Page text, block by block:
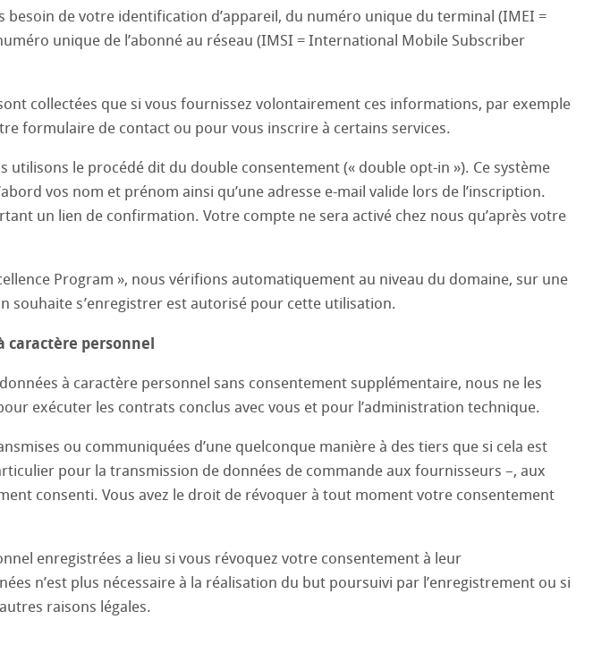
(Papier de base)
besoin de votre identification d’appareil, du numéro unique du terminal (IMEI =
unique de l’abonné au réseau (IMSI = International Mobile Subscriber
collectées que si vous fournissez volontairement ces informations, par exemple
formulaire de contact ou pour vous inscrire à certains services.
utilisons le procédé dit du double consentement (« double opt-in »). Ce système
vos nom et prénom ainsi qu’une adresse e-mail valide lors de l’inscription.
un lien de confirmation. Votre compte ne sera activé chez nous qu’après votre
Program », nous vérifions automatiquement au niveau du domaine, sur une
souhaite s’enregistrer est autorisé pour cette utilisation.
caractère personnel
à caractère personnel sans consentement supplémentaire, nous ne les
exécuter les contrats conclus avec vous et pour l’administration technique.
ou communiquées d’une quelconque manière à des tiers que si cela est
pour la transmission de données de commande aux fournisseurs –, aux
consenti. Vous avez le droit de révoquer à tout moment votre consentement
enregistrées a lieu si vous révoquez votre consentement à leur
n’est plus nécessaire à la réalisation du but poursuivi par l’enregistrement ou si
raisons légales.